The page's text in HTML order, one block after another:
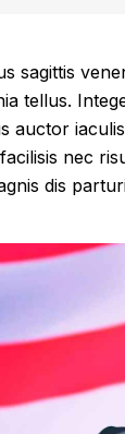
sagittis
tellus.
auctor
nec
dis